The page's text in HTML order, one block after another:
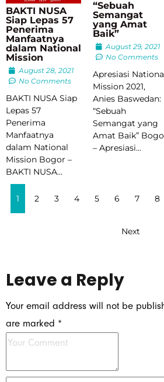
BAKTI NUSA
Siap Lepas 57
Penerima
Manfaatnya
dalam National
Mission
August 28, 2021
No Comments
BAKTI NUSA Siap
Lepas 57
Penerima
Manfaatnya
dalam National
Mission Bogor –
BAKTI NUSA…
“Sebuah
Semangat
yang Amat
Baik”
August 29, 2021
No Comments
Apresiasi
Mission 2021,
Anies Baswedan:
“Sebuah
Semangat yang
Amat Baik”
– Apresiasi…
1 2 3 4 5 6 7 8
Next
Leave a Reply
Your email address will not be
are marked *